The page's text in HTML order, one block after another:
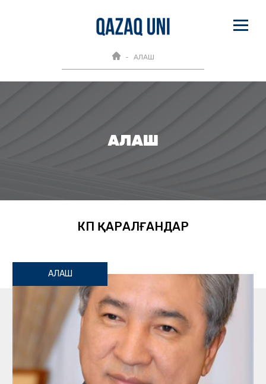
АЛАШ
АЛАШ
КӨП ҚАРАЛҒАНДАР
АЛАШ